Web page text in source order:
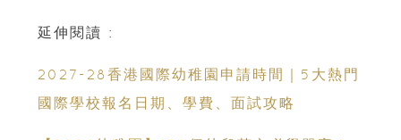
延伸閱讀 :
2027-28香港國際幼稚園申請時間｜5大熱門
國際學校報名日期、學費、面試攻略